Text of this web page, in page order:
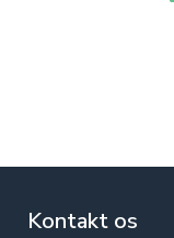
Kontakt os